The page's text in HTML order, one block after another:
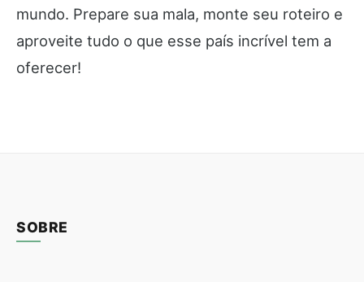
mundo. Prepare sua mala, monte seu roteiro e
aproveite tudo o que esse país incrível tem a
oferecer!
SOBRE